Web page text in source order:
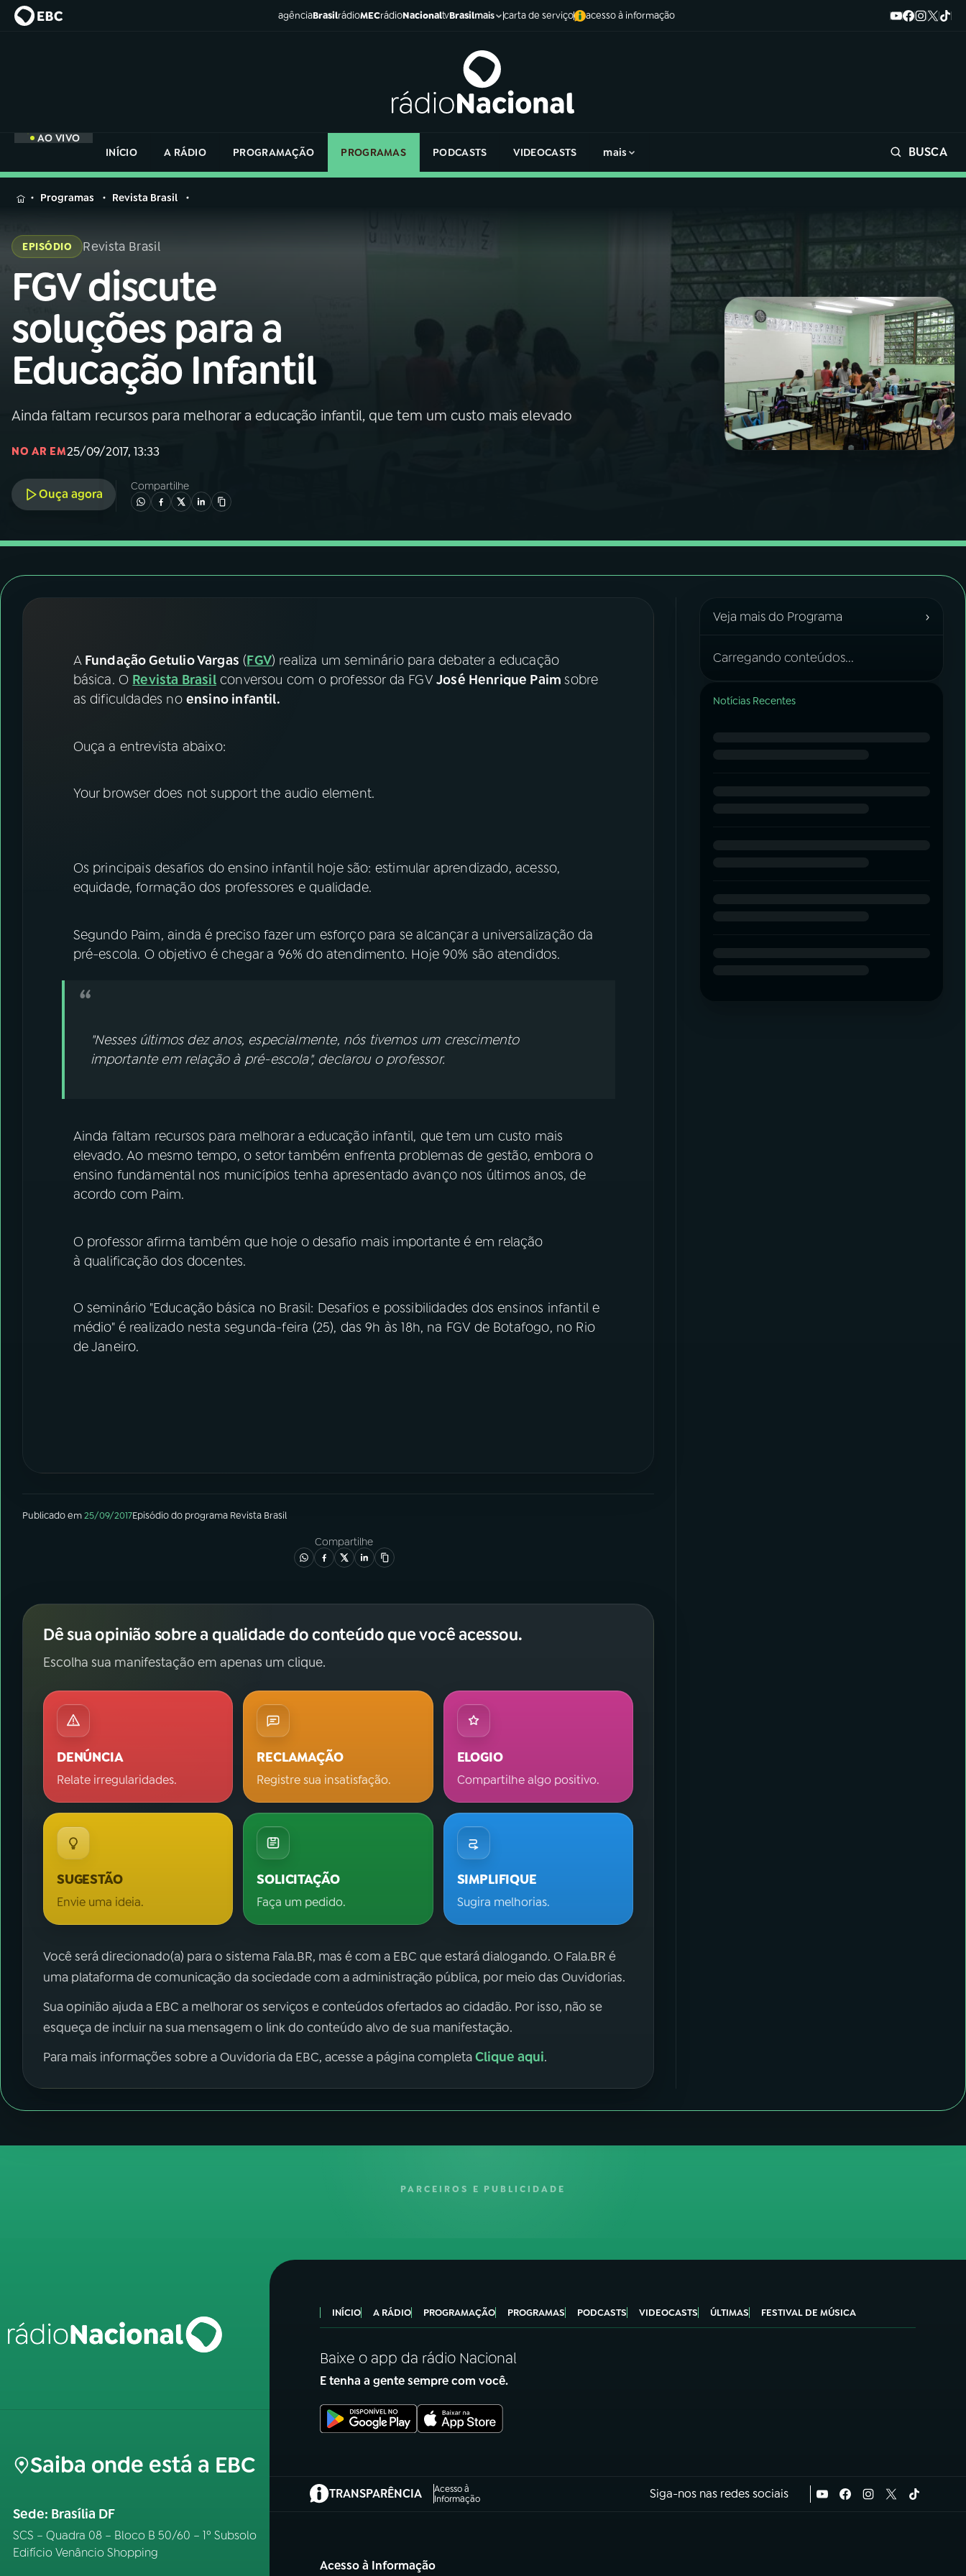
agênciaBrasilrádioMECrádioNacionaltvBrasilmais carta de serviço acesso à informação
AO VIVO
INÍCIO
A RÁDIO PROGRAMAÇÃO PROGRAMAS PODCASTS VIDEOCASTS mais BUSCA
MENU
Buscar
na
Rádio
Nacional
01 INÍCIO
02A RÁDIO
03PROGRAMAÇÃO
PROGRAMAS
FESTIVAL DE MÚSICA
ACOMPANHE A RÁDIO NACIONAL
na
Rádio
Programas Revista Brasil
EPISÓDIO Revista Brasil
FGV discute
soluções para a
Educação Infantil
Ainda faltam recursos para melhorar a educação infantil, que tem um custo mais elevado
NO AR EM25/09/2017, 13:33
Ouça agora
Compartilhe
A Fundação Getulio Vargas (FGV) realiza um seminário para debater a educação
básica. O Revista Brasilconversou com o professor da FGV José Henrique Paimsobre
as dificuldades no ensino infantil.
Ouça a entrevista abaixo:
Your browser does not support the audio element.
Os principais desafios do ensino infantil hoje são: estimular aprendizado, acesso,
equidade, formação dos professores e qualidade.
Segundo Paim, ainda é preciso fazer um esforço para se alcançar a universalização da
pré-escola. O objetivo é chegar a 96% do atendimento. Hoje 90% são atendidos.
"Nesses últimos dez anos, especialmente, nós tivemos um crescimento
importante em relação à pré-escola", declarou o professor.
Ainda faltam recursos para melhorar a educação infantil, que tem um custo mais
elevado. Ao mesmo tempo, o setor também enfrenta problemas de gestão, embora o
ensino fundamental nos municípios tenha apresentado avanço nos últimos anos, de
acordo com Paim.
O professor afirma também que hoje o desafio mais importante é em relação
à qualificação dos docentes.
O seminário "Educação básica no Brasil: Desafios e possibilidades dos ensinos infantil e
médio" é realizado nesta segunda-feira (25), das 9h às 18h, na FGV de Botafogo, no Rio
de Janeiro.
Publicado em25/09/2017Episódiodo programa Revista Brasil
Compartilhe
Dê sua opinião sobre a qualidade do conteúdo que você acessou.
Escolha sua manifestação em apenas um clique.
DENÚNCIA
Relate irregularidades.
RECLAMAÇÃO
Registre sua insatisfação.
ELOGIO
Compartilhe algo positivo.
SUGESTÃO
Envie uma ideia.
SOLICITAÇÃO
Faça um pedido.
SIMPLIFIQUE
Sugira melhorias.
Você será direcionado(a) para o sistema Fala.BR, mas é com a EBC que estará dialogando. O Fala.BR é
uma plataforma de comunicação da sociedade com a administração pública, por meio das Ouvidorias.
Sua opinião ajuda a EBC a melhorar os serviços e conteúdos ofertados ao cidadão. Por isso, não se
esqueça de incluir na sua mensagem o link do conteúdo alvo de sua manifestação.
Para mais informações sobre a Ouvidoria da EBC, acesse a página completaClique aqui.
Veja mais do Programa ›
Carregando conteúdos...
Notícias Recentes
PARCEIROS E PUBLICIDADE
Saiba onde está a EBC
Sede: Brasília DF
SCS – Quadra 08 – Bloco B 50/60 – 1º Subsolo
Edifício Venâncio Shopping
INÍCIO A RÁDIO PROGRAMAÇÃO PROGRAMAS PODCASTS VIDEOCASTS ÚLTIMAS FESTIVAL DE MÚSICA
Baixe o app da rádio Nacional
E tenha a gente sempre com você.
TRANSPARÊNCIA
Acesso à
Informação
(abre em nova aba) Siga-nos nas redes sociais
Acesso à Informação